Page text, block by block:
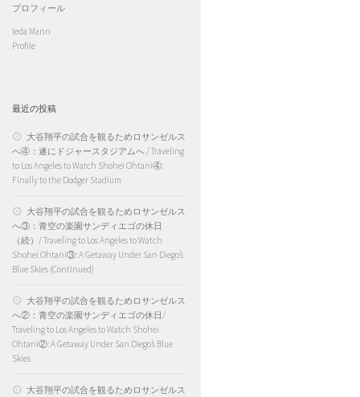
プロフィール
Ieda Mann
Profile
最近の投稿
大谷翔平の試合を観るためロサンゼルス
へ④：遂にドジャースタジアムへ / Traveling
to Los Angeles to Watch Shohei Ohtani④:
Finally to the Dodger Stadium
大谷翔平の試合を観るためロサンゼルス
へ③：青空の楽園サンディエゴの休日
（続）/ Traveling to Los Angeles to Watch
Shohei Ohtani③: A Getaway Under San Diego’s
Blue Skies (Continued)
大谷翔平の試合を観るためロサンゼルス
へ②：青空の楽園サンディエゴの休日/
Traveling to Los Angeles to Watch Shohei
Ohtani②: A Getaway Under San Diego’s Blue
Skies
大谷翔平の試合を観るためロサンゼルス